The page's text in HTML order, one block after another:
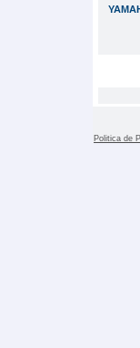
Politica de